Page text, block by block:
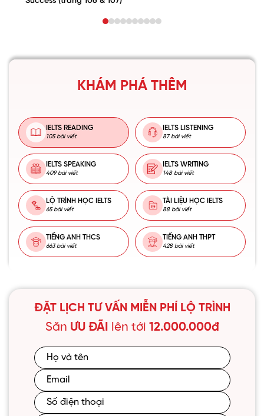
KHÁM PHÁ THÊM
IELTS READING
105 bài viết
IELTS LISTENING
87 bài viết
IELTS SPEAKING
409 bài viết
IELTS WRITING
148 bài viết
LỘ TRÌNH HỌC IELTS
65 bài viết
TÀI LIỆU HỌC IELTS
88 bài viết
TIẾNG ANH THCS
663 bài viết
TIẾNG ANH THPT
428 bài viết
ĐẶT LỊCH TƯ VẤN MIỄN PHÍ LỘ TRÌNH
Săn ƯU ĐÃI lên tới 12.000.000đ